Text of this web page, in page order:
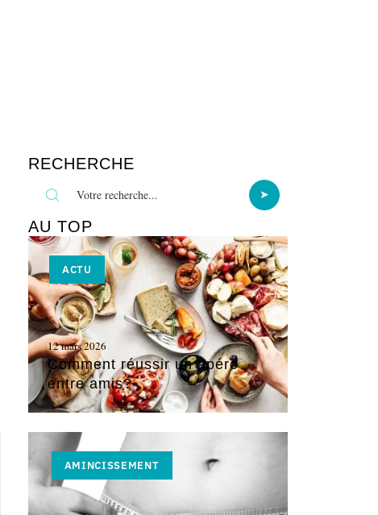
RECHERCHE
AU TOP
ACTU
12 mars 2026
Comment réussir un apéro
entre amis?
AMINCISSEMENT